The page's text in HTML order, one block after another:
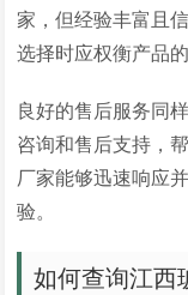
家，但经验丰富且
选择时应权衡产品
良好的售后服务同
咨询和售后支持，
厂家能够迅速响应
验。
如何查询江西